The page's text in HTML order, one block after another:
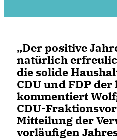
Der positive
natürlich
die solide
CDU und FDP der
kommentiert
CDU-
Mitteilung der
vorläufigen